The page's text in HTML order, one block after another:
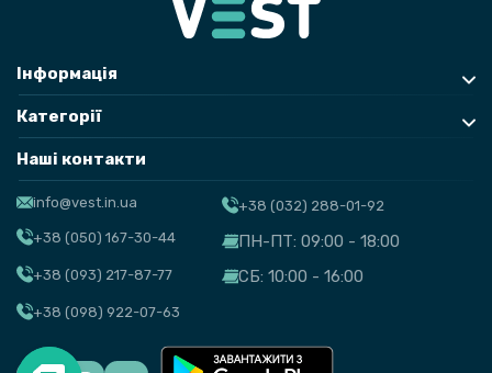
Інформація
Категорії
Наші контакти
info@vest.in.ua
+38 (050) 167-30-44
+38 (093) 217-87-77
+38 (098) 922-07-63
+38 (032) 288-01-92
ПН-ПТ: 09:00 - 18:00
СБ: 10:00 - 16:00